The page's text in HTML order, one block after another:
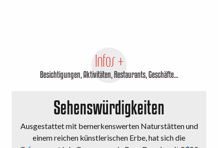
Infos +
Besichtigungen, Aktivitäten, Restaurants, Geschäfte...
Sehenswürdigkeiten
Ausgestattet mit bemerkenswerten Naturstätten und
einem reichen künstlerischen Erbe, hat sich die